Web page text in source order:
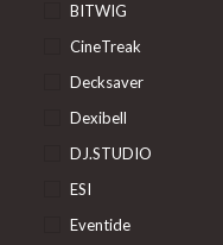
BITWIG
CineTreak
Decksaver
Dexibell
DJ.STUDIO
ESI
Eventide